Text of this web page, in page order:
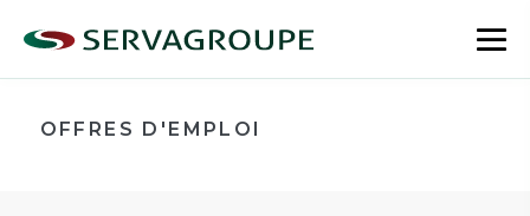
OFFRES D'EMPLOI